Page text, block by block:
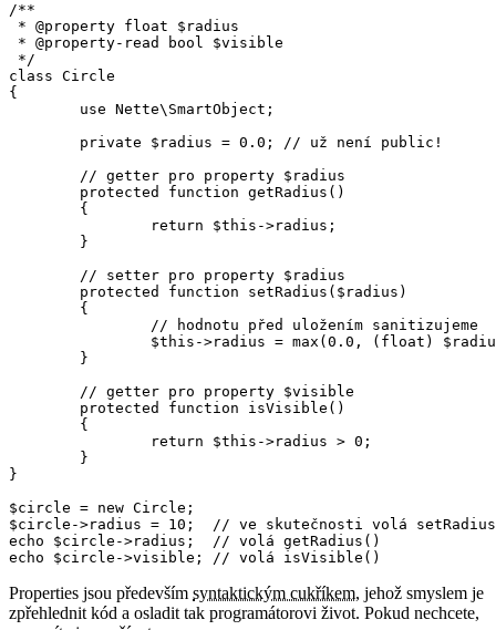
/**
* @property float $radius
* @property-read bool $visible
*/
class Circle
{
}
$circle = new Circle;
$circle->radius = 10;  // ve skutečnosti volá
echo $circle->radius;  // volá getRadius()
Properties jsou především syntaktickým cukříkem, jehož smyslem je
zpřehlednit kód a osladit tak programátorovi život. Pokud nechcete,